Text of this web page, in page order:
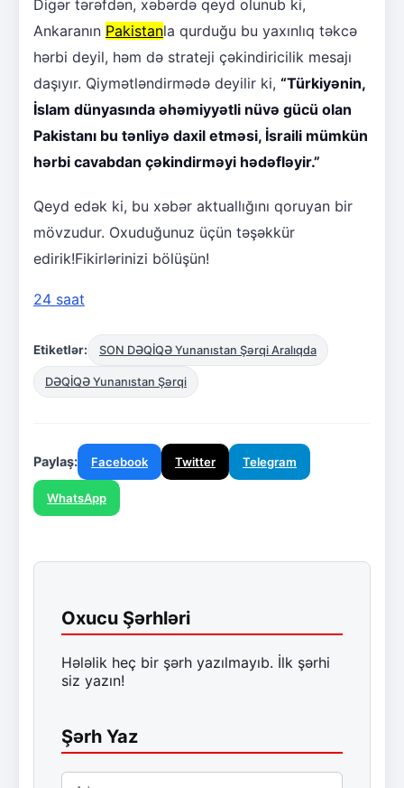
Digər tərəfdən, xəbərdə qeyd olunub ki,
Ankaranın Pakistanla qurduğu bu yaxınlıq təkcə
hərbi deyil, həm də strateji çəkindiricilik mesajı
daşıyır. Qiymətləndirmədə deyilir ki, “Türkiyənin,
İslam dünyasında əhəmiyyətli nüvə gücü olan
Pakistanı bu tənliyə daxil etməsi, İsraili mümkün
hərbi cavabdan çəkindirməyi hədəfləyir.”
Qeyd edək ki, bu xəbər aktuallığını qoruyan bir
mövzudur. Oxuduğunuz üçün təşəkkür
edirik!Fikirlərinizi bölüşün!
24 saat
Etiketlər: SON DƏQİQƏ Yunanıstan Şərqi Aralıqda
DƏQİQƏ Yunanıstan Şərqi
Paylaş: Facebook Twitter Telegram
WhatsApp
Oxucu Şərhləri
Hələlik heç bir şərh yazılmayıb. İlk şərhi
siz yazın!
Şərh Yaz